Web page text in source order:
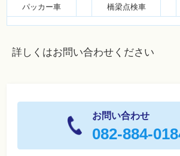
パッカー車 橋梁点検車
詳しくはお問い合わせください
お問い合わせ
082-884-